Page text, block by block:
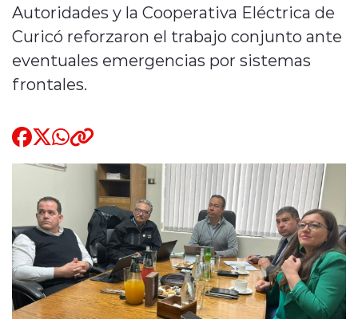
Internacional
Deportes
Entrevistas
Quienes Somos
modo claro
Autoridades y la Cooperativa Eléctrica de
Curicó reforzaron el trabajo conjunto ante
eventuales emergencias por sistemas
frontales.